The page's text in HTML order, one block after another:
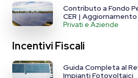
Contributo a Fondo
CER |
Privati e Aziende
Incentivi Fiscali
Guida Completa al
Impianti Fotovoltaici